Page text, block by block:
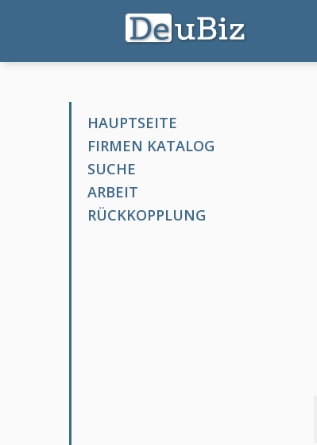
HAUPTSEITE
FIRMEN KATALOG
SUCHE
ARBEIT
RÜCKKOPPLUNG